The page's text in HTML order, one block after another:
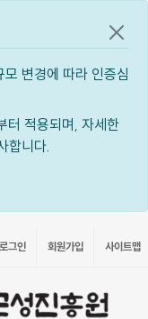
변경에 따라 인증심
터 적용되며, 자세한
합니다.
공지
로그인 회원가입 사이트맵